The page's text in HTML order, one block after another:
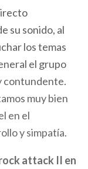
su sonido, al
los temas
el grupo
contundente.
muy bien
en el
y simpatía.
attack II en